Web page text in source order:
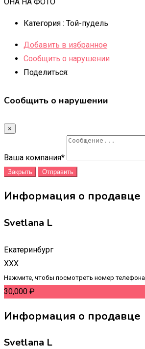
Категория : Той-пудель
Добавить в избранное
Сообщить о нарушении
Поделиться:
Сообщить о нарушении
×
Ваша компания*
Закрыть Отправить
Информация о продавце
Svetlana L
Екатеринбург
XXX
Нажмите, чтобы посмотреть номер телефона
30,000 ₽
Информация о продавце
Svetlana L